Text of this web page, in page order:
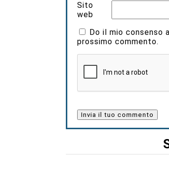
Sito
web
Do il mio consenso
prossimo commento.